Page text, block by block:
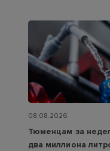
08.08.2026
Тюменцам за
два миллиона